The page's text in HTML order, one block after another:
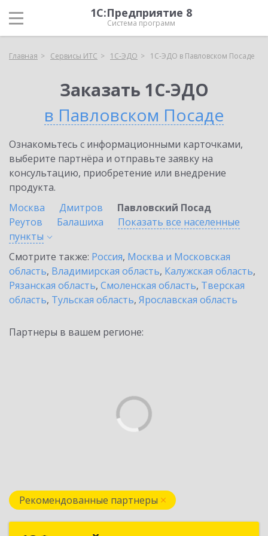
1С:Предприятие 8
Система программ
Главная Сервисы ИТС 1С-ЭДО 1С-ЭДО в Павловском Посаде
Заказать 1С-ЭДО
в Павловском Посаде
Ознакомьтесь с информационными карточками,
выберите партнёра и отправьте заявку на
консультацию, приобретение или внедрение
продукта.
Москва
Дмитров
Павловский Посад
Реутов
Балашиха
Показать все населенные
пункты
Смотрите также: Россия, Москва и Московская
область, Владимирская область, Калужская область,
Рязанская область, Смоленская область, Тверская
область, Тульская область, Ярославская область
Партнеры в вашем регионе:
Рекомендованные партнеры